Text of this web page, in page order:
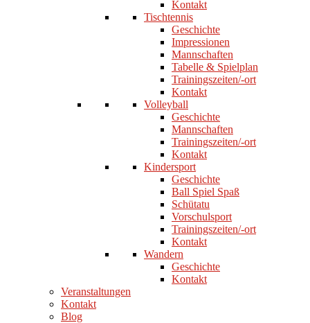
Kontakt
Tischtennis
Geschichte
Impressionen
Mannschaften
Tabelle & Spielplan
Trainingszeiten/-ort
Kontakt
Volleyball
Geschichte
Mannschaften
Trainingszeiten/-ort
Kontakt
Kindersport
Geschichte
Ball Spiel Spaß
Schütatu
Vorschulsport
Trainingszeiten/-ort
Kontakt
Wandern
Geschichte
Kontakt
Veranstaltungen
Kontakt
Blog